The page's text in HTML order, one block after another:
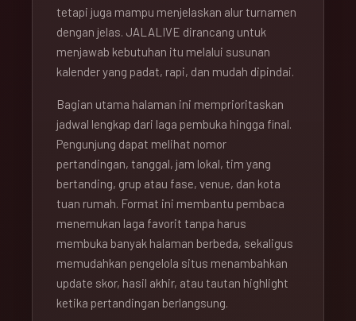
tetapi juga mampu menjelaskan alur turnamen
dengan jelas. JALALIVE dirancang untuk
menjawab kebutuhan itu melalui susunan
kalender yang padat, rapi, dan mudah dipindai.
Bagian utama halaman ini memprioritaskan
jadwal lengkap dari laga pembuka hingga final.
Pengunjung dapat melihat nomor
pertandingan, tanggal, jam lokal, tim yang
bertanding, grup atau fase, venue, dan kota
tuan rumah. Format ini membantu pembaca
menemukan laga favorit tanpa harus
membuka banyak halaman berbeda, sekaligus
memudahkan pengelola situs menambahkan
update skor, hasil akhir, atau tautan highlight
ketika pertandingan berlangsung.